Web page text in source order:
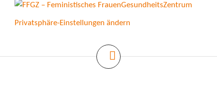
Privatsphäre-Einstellungen ändern